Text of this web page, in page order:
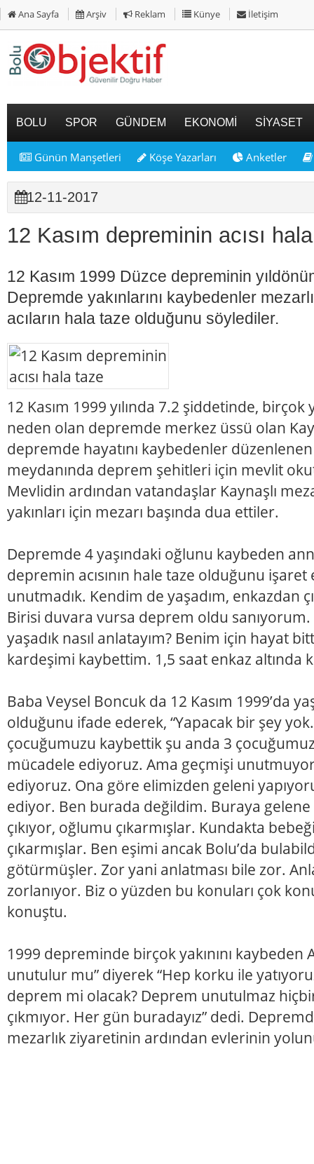
Ana Sayfa Arşiv Reklam Künye İletişim
BOLU SPOR GÜNDEM EKONOMİ SİYASET
Günün Manşetleri Köşe Yazarları Anketler
12-11-2017
12 Kasım depreminin acısı
12 Kasım 1999 Düzce depreminin
Depremde yakınlarını kaybedenler
acıların hala taze olduğunu söylediler.
12 Kasım 1999 yılında 7.2 şiddetinde, birçok
neden olan depremde merkez üssü olan
depremde hayatını kaybedenler
meydanında deprem şehitleri için mevlit
Mevlidin ardından vatandaşlar Kaynaşlı
yakınları için mezarı başında dua ettiler.
Depremde 4 yaşındaki oğlunu kaybeden
depremin acısının hale taze olduğunu
unutmadık. Kendim de yaşadım, enkazdan
Birisi duvara vursa deprem oldu
yaşadık nasıl anlatayım? Benim için hayat
kardeşimi kaybettim. 1,5 saat enkaz altında
Baba Veysel Boncuk da 12 Kasım 1999’da
olduğunu ifade ederek, “Yapacak bir şey
çocuğumuzu kaybettik şu anda 3
mücadele ediyoruz. Ama geçmişi
ediyoruz. Ona göre elimizden geleni
ediyor. Ben burada değildim. Buraya
çıkıyor, oğlumu çıkarmışlar. Kundakta
çıkarmışlar. Ben eşimi ancak Bolu’da
götürmüşler. Zor yani anlatması bile zor.
zorlanıyor. Biz o yüzden bu konuları çok
konuştu.
1999 depreminde birçok yakınını kaybeden
unutulur mu” diyerek “Hep korku ile
deprem mi olacak? Deprem unutulmaz
çıkmıyor. Her gün buradayız” dedi.
mezarlık ziyaretinin ardından evlerinin